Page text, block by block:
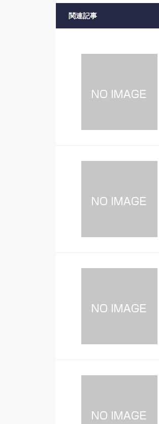
関連記事